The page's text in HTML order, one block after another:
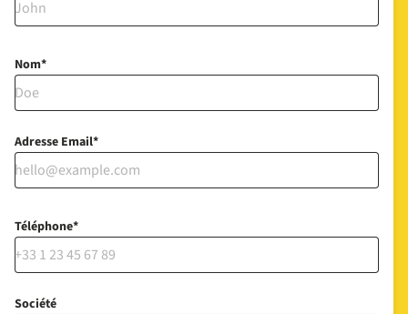
Nom
Adresse Email
Téléphone
Société